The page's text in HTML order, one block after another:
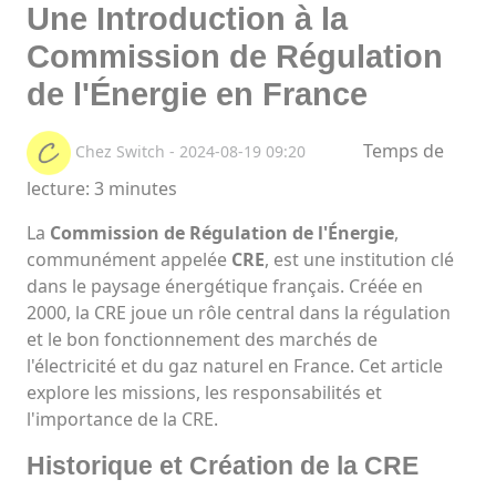
Une Introduction à la
Commission de Régulation
de l'Énergie en France
Chez Switch - 2024-08-19 09:20
Temps de
lecture: 3 minutes
La Commission de Régulation de l'Énergie,
communément appelée CRE, est une institution clé
dans le paysage énergétique français. Créée en
2000, la CRE joue un rôle central dans la régulation
et le bon fonctionnement des marchés de
l'électricité et du gaz naturel en France. Cet article
explore les missions, les responsabilités et
l'importance de la CRE.
Historique et Création de la CRE